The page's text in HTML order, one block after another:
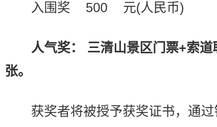
入围奖 500 元(人民币)
人气奖： 三清山景区门票+索道
张。
获奖者将被授予获奖证书，通过